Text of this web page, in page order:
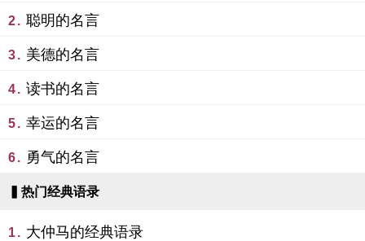
2. 聪明的名言
3. 美德的名言
4. 读书的名言
5. 幸运的名言
6. 勇气的名言
▍热门经典语录
1. 大仲马的经典语录